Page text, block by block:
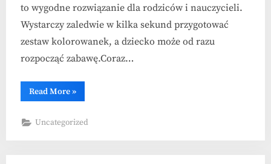
to wygodne rozwiązanie dla rodziców i nauczycieli.
Wystarczy zaledwie w kilka sekund przygotować
zestaw kolorowanek, a dziecko może od razu
rozpocząć zabawę.Coraz…
Read More“Kolorowanki
do
najmłodszych”
»
Uncategorized